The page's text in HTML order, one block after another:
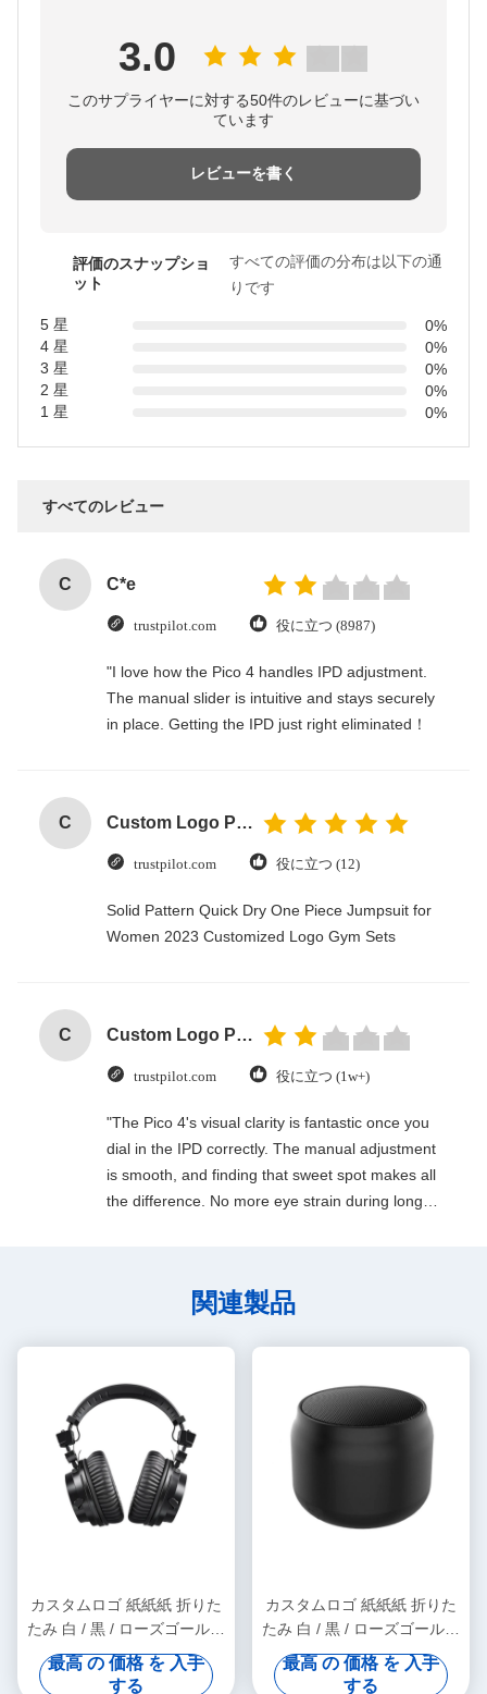
3.0
このサプライヤーに対する50件のレビューに基づい
ています
レビューを書く
評価のスナップショ
ット
すべての評価の分布は以下の通
りです
5 星
0%
4 星
0%
3 星
0%
2 星
0%
1 星
0%
すべてのレビュー
C C*e
trustpilot.com 役に立つ (8987)
"I love how the Pico 4 handles IPD adjustment.
The manual slider is intuitive and stays securely
in place. Getting the IPD just right eliminated！
C Custom Logo Paper Cardboard Packing Folding White / Black / Rose Gold Luxury Magnetic Gift Box with Ribbon Closure
trustpilot.com 役に立つ (12)
Solid Pattern Quick Dry One Piece Jumpsuit for
Women 2023 Customized Logo Gym Sets
C Custom Logo Paper Cardboard Packing Folding White / Black / Rose Gold Luxury Magnetic Gift Box with Ribbon Closure
trustpilot.com 役に立つ (1w+)
"The Pico 4's visual clarity is fantastic once you
dial in the IPD correctly. The manual adjustment
is smooth, and finding that sweet spot makes all
the difference. No more eye strain during long
manual adjustment is smooth, and finding that
strain during long sessions. Highly recommend
taking the time to set it up properly!""The Pico 4's
visual clarity is fantastic once you dial in the IPD
correctly. The manual adjustment is smooth, and
finding that sweet spot makes all the difference.
No more eye strain during long sessions. Highly
recommend taking the time to set it up
makes all the difference. No more eye strain
関連製品
カスタムロゴ 紙紙紙 折りた
たみ 白 / 黒 / ローズゴールド
高級 磁気 ギフト ボックス リ
ボン 閉め付き
最高 の 価格 を 入手
する
カスタムロゴ 紙紙紙 折りた
たみ 白 / 黒 / ローズゴールド
高級 磁気 ギフト ボックス リ
ボン 閉め付き
最高 の 価格 を 入手
する